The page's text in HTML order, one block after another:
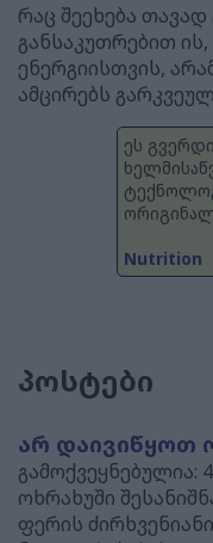
რაც შეეხება
განსაკუთრებით
ენერგიისთვის,
ამცირებს
ეს
Nutrition
პოსტები
არ დაივიწყოთ
გამოქვეყნებულია:
ოხრახუში
ფერის